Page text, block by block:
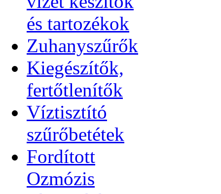
és tartozékok
Zuhanyszűrők
Kiegészítők,
fertőtlenítők
Víztisztító
szűrőbetétek
Fordított
Ozmózis